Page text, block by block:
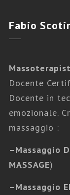
Fabio
Docente
Docente in
emozionale.
massaggio :
–Massaggio
MASSAGE)
–Massaggio